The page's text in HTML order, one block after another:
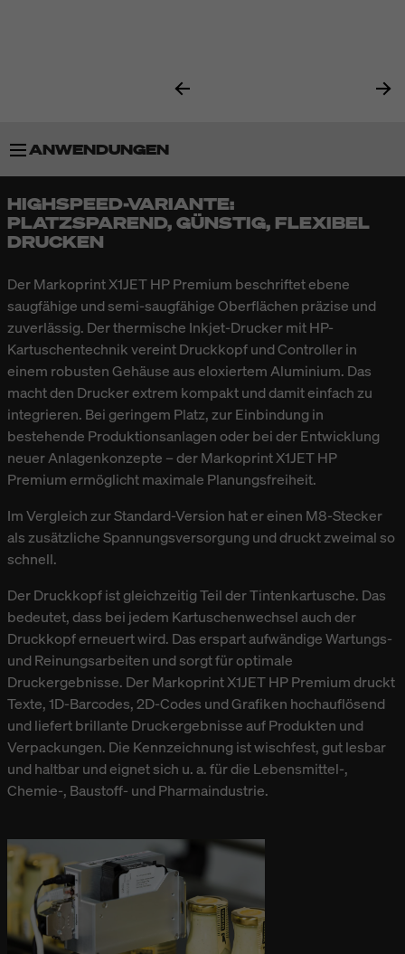
ANWENDUNGEN
BESONDERHEITEN
ZUBEHÖR
HIGHSPEED-VARIANTE:
PLATZSPAREND, GÜNSTIG, FLEXIBEL
DRUCKEN
Der Markoprint X1JET HP Premium beschriftet ebene
saugfähige und semi-saugfähige Oberflächen präzise und
zuverlässig. Der thermische Inkjet-Drucker mit HP-
Kartuschentechnik vereint Druckkopf und Controller in
einem robusten Gehäuse aus eloxiertem Aluminium. Das
macht den Drucker extrem kompakt und damit einfach zu
integrieren. Bei geringem Platz, zur Einbindung in
bestehende Produktionsanlagen oder bei der Entwicklung
neuer Anlagenkonzepte – der Markoprint X1JET HP
Premium ermöglicht maximale Planungsfreiheit.
Im Vergleich zur Standard-Version hat er einen M8-Stecker
als zusätzliche Spannungsversorgung und druckt zweimal so
schnell.
Der Druckkopf ist gleichzeitig Teil der Tintenkartusche. Das
bedeutet, dass bei jedem Kartuschenwechsel auch der
Druckkopf erneuert wird. Das erspart aufwändige Wartungs-
und Reinungsarbeiten und sorgt für optimale
Druckergebnisse. Der Markoprint X1JET HP Premium druckt
Texte, 1D-Barcodes, 2D-Codes und Grafiken hochauflösend
und liefert brillante Druckergebnisse auf Produkten und
Verpackungen. Die Kennzeichnung ist wischfest, gut lesbar
und haltbar und eignet sich u. a. für die Lebensmittel-,
Chemie-, Baustoff- und Pharmaindustrie.